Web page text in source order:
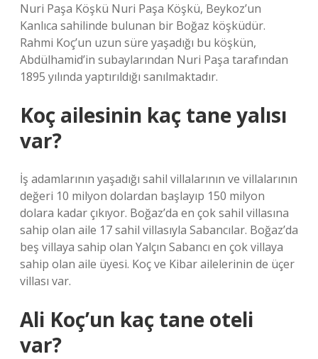
Nuri Paşa Köşkü Nuri Paşa Köşkü, Beykoz’un
Kanlıca sahilinde bulunan bir Boğaz köşküdür.
Rahmi Koç’un uzun süre yaşadığı bu köşkün,
Abdülhamid’in subaylarından Nuri Paşa tarafından
1895 yılında yaptırıldığı sanılmaktadır.
Koç ailesinin kaç tane yalısı
var?
İş adamlarının yaşadığı sahil villalarının ve villalarının
değeri 10 milyon dolardan başlayıp 150 milyon
dolara kadar çıkıyor. Boğaz’da en çok sahil villasına
sahip olan aile 17 sahil villasıyla Sabancılar. Boğaz’da
beş villaya sahip olan Yalçın Sabancı en çok villaya
sahip olan aile üyesi. Koç ve Kibar ailelerinin de üçer
villası var.
Ali Koç’un kaç tane oteli
var?